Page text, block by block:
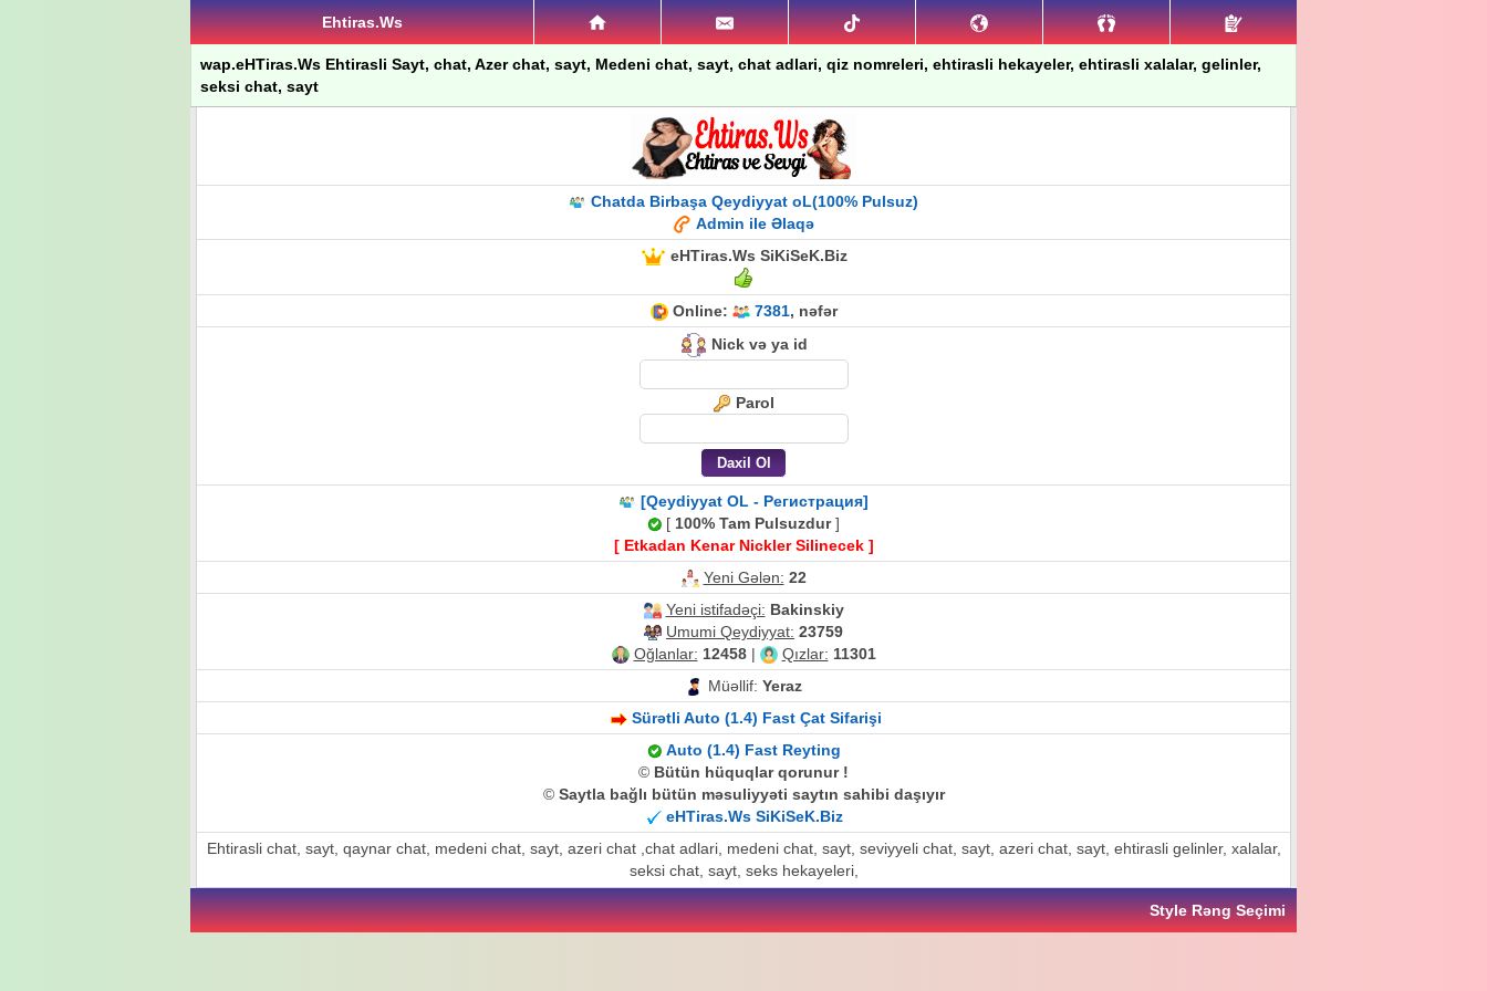
Ehtiras.Ws
wap.eHTiras.Ws Ehtirasli Sayt, chat, Azer chat, sayt, Medeni chat, sayt, chat adlari, qiz nomreleri, ehtirasli hekayeler, ehtirasli xalalar, gelinler,
seksi chat, sayt
Chatda Birbaşa Qeydiyyat oL(100% Pulsuz)
Admin ile Əlaqə
eHTiras.Ws SiKiSeK.Biz
Online: 7381, nəfər
Nick və ya id
Parol
[Qeydiyyat OL - Регистрация]
[ 100% Tam Pulsuzdur]
[ Etkadan Kenar Nickler Silinecek ]
Yeni Gələn: 22
Yeni istifadəçi: Bakinskiy
Umumi Qeydiyyat: 23759
Oğlanlar: 12458| Qızlar: 11301
Müəllif: Yeraz
Sürətli Auto (1.4) Fast Çat Sifarişi
Auto (1.4) Fast Reyting
© Bütün hüquqlar qorunur !
© Saytla bağlı bütün məsuliyyəti saytın sahibi daşıyır
eHTiras.Ws SiKiSeK.Biz
Ehtirasli chat, sayt, qaynar chat, medeni chat, sayt, azeri chat ,chat adlari, medeni chat, sayt, seviyyeli chat, sayt, azeri chat, sayt, ehtirasli gelinler, xalalar,
seksi chat, sayt, seks hekayeleri,
Style Rəng Seçimi